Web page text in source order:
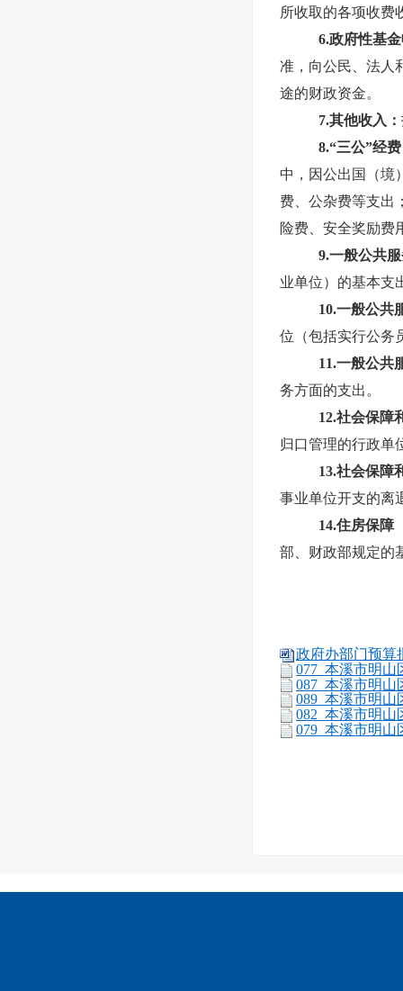
所收取的各项收费
6.政府性基
准，向公民、法人
途的财政资金。
7.其他收入：
8.“三公”经费
中，因公出国（境
费、公杂费等支出
险费、安全奖励费
9.一般公共
业单位）的基本支
10.一般公共
位（包括实行公务
11.一般公共
务方面的支出。
12.社会保障
归口管理的行政单
13.社会保障
事业单位开支的离
14.住房保障
部、财政部规定的
政府办部门预算
077_本溪市明山
087_本溪市明山
089_本溪市明山
082_本溪市明山
079_本溪市明山